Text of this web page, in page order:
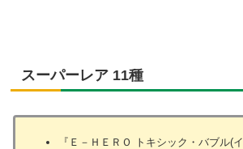
スーパーレア 11種
『Ｅ－ＨＥＲＯ トキシック・バブル(